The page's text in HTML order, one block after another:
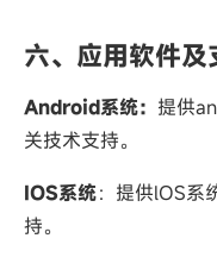
六、应用软件及
Android系统： 提供
关技术支持。
IOS系统：提供lOS系
持。